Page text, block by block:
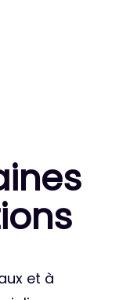
s
et à